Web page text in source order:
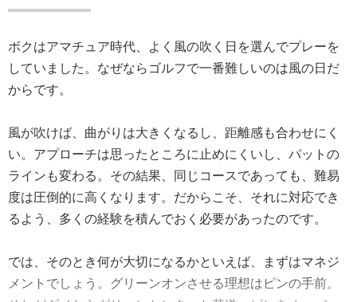
ボクはアマチュア時代、よく風の吹く日を選んでプレーを
していました。なぜならゴルフで一番難しいのは風の日だ
からです。
風が吹けば、曲がりは大きくなるし、距離感も合わせにく
い。アプローチは思ったところに止めにくいし、パットの
ラインも変わる。その結果、同じコースであっても、難易
度は圧倒的に高くなります。だからこそ、それに対応でき
るよう、多くの経験を積んでおく必要があったのです。
では、そのとき何が大切になるかといえば、まずはマネジ
メントでしょう。グリーンオンさせる理想はピンの手前。